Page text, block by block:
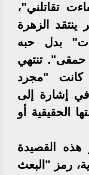
تقاتلني"،
الزهرة
بدل حبه
حمقى". تنتهي
كانت "مجرد
إشارة إلى
الحقيقية أو
القصيدة
رمز "البعث